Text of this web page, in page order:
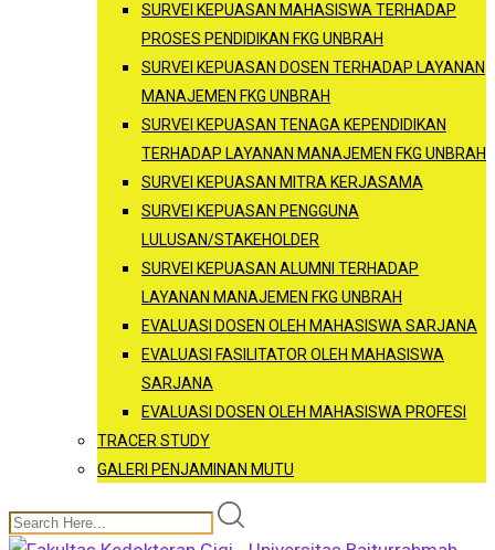
SURVEI KEPUASAN MAHASISWA TERHADAP
PROSES PENDIDIKAN FKG UNBRAH
SURVEI KEPUASAN DOSEN TERHADAP LAYANAN
MANAJEMEN FKG UNBRAH
SURVEI KEPUASAN TENAGA KEPENDIDIKAN
TERHADAP LAYANAN MANAJEMEN FKG UNBRAH
SURVEI KEPUASAN MITRA KERJASAMA
SURVEI KEPUASAN PENGGUNA
LULUSAN/STAKEHOLDER
SURVEI KEPUASAN ALUMNI TERHADAP
LAYANAN MANAJEMEN FKG UNBRAH
EVALUASI DOSEN OLEH MAHASISWA SARJANA
EVALUASI FASILITATOR OLEH MAHASISWA
SARJANA
EVALUASI DOSEN OLEH MAHASISWA PROFESI
TRACER STUDY
GALERI PENJAMINAN MUTU